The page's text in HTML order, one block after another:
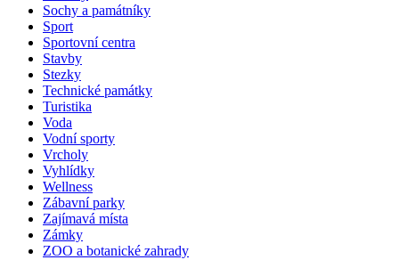
Sochy a památníky
Sport
Sportovní centra
Stavby
Stezky
Technické památky
Turistika
Voda
Vodní sporty
Vrcholy
Vyhlídky
Wellness
Zábavní parky
Zajímavá místa
Zámky
ZOO a botanické zahrady